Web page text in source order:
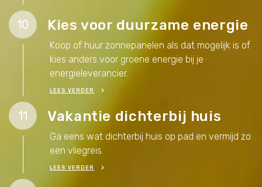
10 Kies voor duurzame energie
Koop of huur zonnepanelen als dat mogelijk is of
kies anders voor groene energie bij je
energieleverancier.
LEES VERDER
11 Vakantie dichterbij huis
Ga eens wat dichterbij huis op pad en vermijd zo
een vliegreis.
LEES VERDER